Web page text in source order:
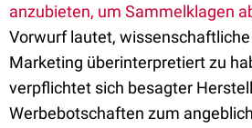
anzubieten, um Sammelklagen
Vorwurf lautet,
Marketing überinterpretiert zu
verpflichtet sich besagter
Werbebotschaften zum